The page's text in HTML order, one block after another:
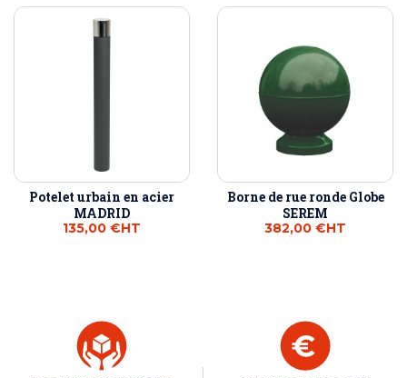
Potelet urbain en acier
MADRID
135,00 €HT
Borne de rue ronde Globe
SEREM
382,00 €HT